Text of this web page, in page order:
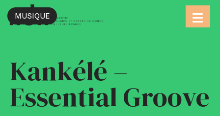
MUSIQUE
Kankélé –
Essential Groove